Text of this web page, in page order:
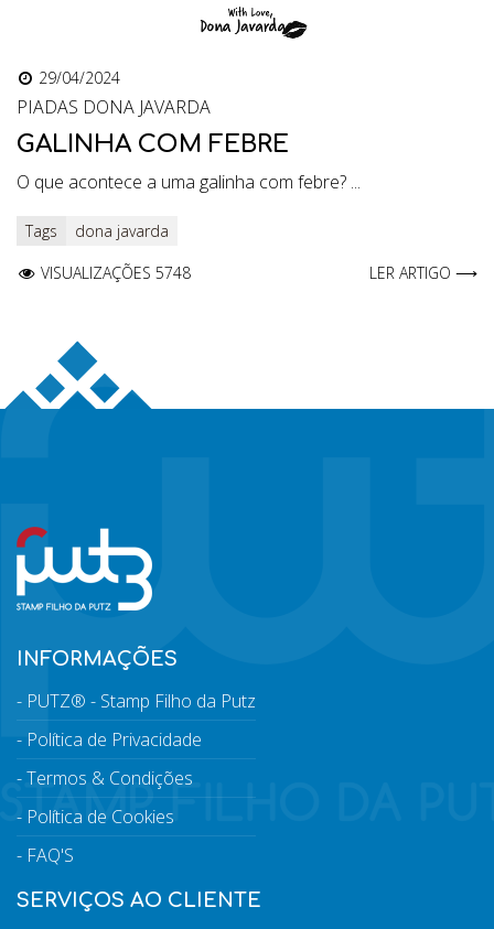
29/04/2024
PIADAS DONA JAVARDA
GALINHA COM FEBRE
O que acontece a uma galinha com febre? ...
Tags
dona javarda
VISUALIZAÇÕES 5748
LER ARTIGO ⟶
INFORMAÇÕES
PUTZ® - Stamp Filho da Putz
Política de Privacidade
Termos & Condições
Política de Cookies
FAQ'S
SERVIÇOS AO CLIENTE